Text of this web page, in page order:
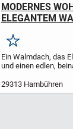
MODERNES
ELEGANTEM
Merken
Ein Walmdach, das
und einen edlen,
unsere Stadtvilla 10
großer Vorteil: Diese
29313 Hambühren